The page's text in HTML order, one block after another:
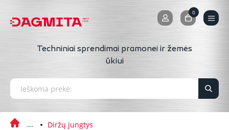
0
0
Techniniai sprendimai pramonei ir žemės
ūkiui
Diržų jungtys